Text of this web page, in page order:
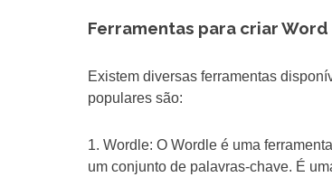
Ferramentas para criar
Existem diversas ferramentas
populares são:
1. Wordle: O Wordle é uma
um conjunto de palavras-chave. É